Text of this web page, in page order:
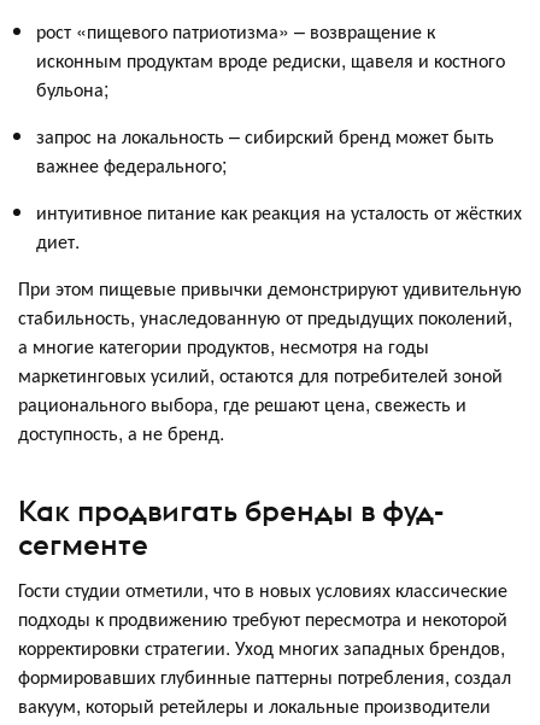
рост «пищевого патриотизма» – возвращение к
исконным продуктам вроде редиски, щавеля и костного
бульона;
запрос на локальность – сибирский бренд может быть
важнее федерального;
интуитивное питание как реакция на усталость от жёстких
диет.
При этом пищевые привычки демонстрируют удивительную
стабильность, унаследованную от предыдущих поколений,
а многие категории продуктов, несмотря на годы
маркетинговых усилий, остаются для потребителей зоной
рационального выбора, где решают цена, свежесть и
доступность, а не бренд.
Как продвигать бренды в фуд-
сегменте
Гости студии отметили, что в новых условиях классические
подходы к продвижению требуют пересмотра и некоторой
корректировки стратегии. Уход многих западных брендов,
формировавших глубинные паттерны потребления, создал
вакуум, который ретейлеры и локальные производители